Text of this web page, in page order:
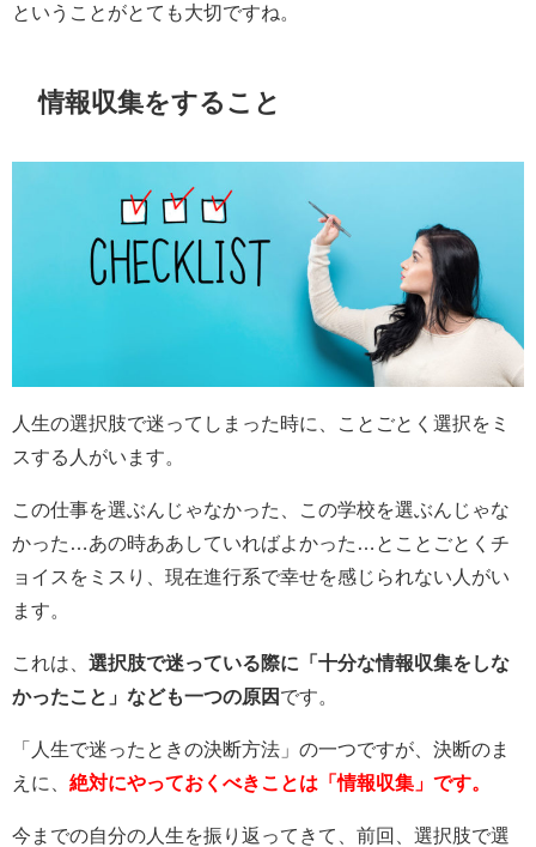
ということがとても大切ですね。
情報収集をすること
人生の選択肢で迷ってしまった時に、ことごとく選択をミ
スする人がいます。
この仕事を選ぶんじゃなかった、この学校を選ぶんじゃな
かった…あの時ああしていればよかった…とことごとくチ
ョイスをミスり、現在進行系で幸せを感じられない人がい
ます。
これは、 選択肢で迷っている際に「十分な情報収集をしな
かったこと」なども一つの原因 です。
「人生で迷ったときの決断方法」の一つですが、決断のま
えに、 絶対にやっておくべきことは「情報収集」です。
今までの自分の人生を振り返ってきて、前回、選択肢で選